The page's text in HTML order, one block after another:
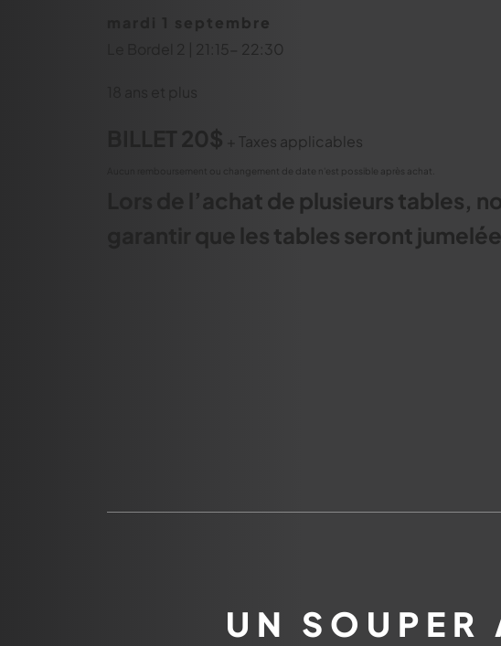
mardi 1 septembre
Le Bordel 2 | 21:15- 22:30
18 ans et plus
BILLET 20$ + Taxes applicables
Aucun remboursement ou changement de date n'est possible après achat.
Lors de l’achat de plusieurs tables,
garantir que les tables seront
UN SOUPER